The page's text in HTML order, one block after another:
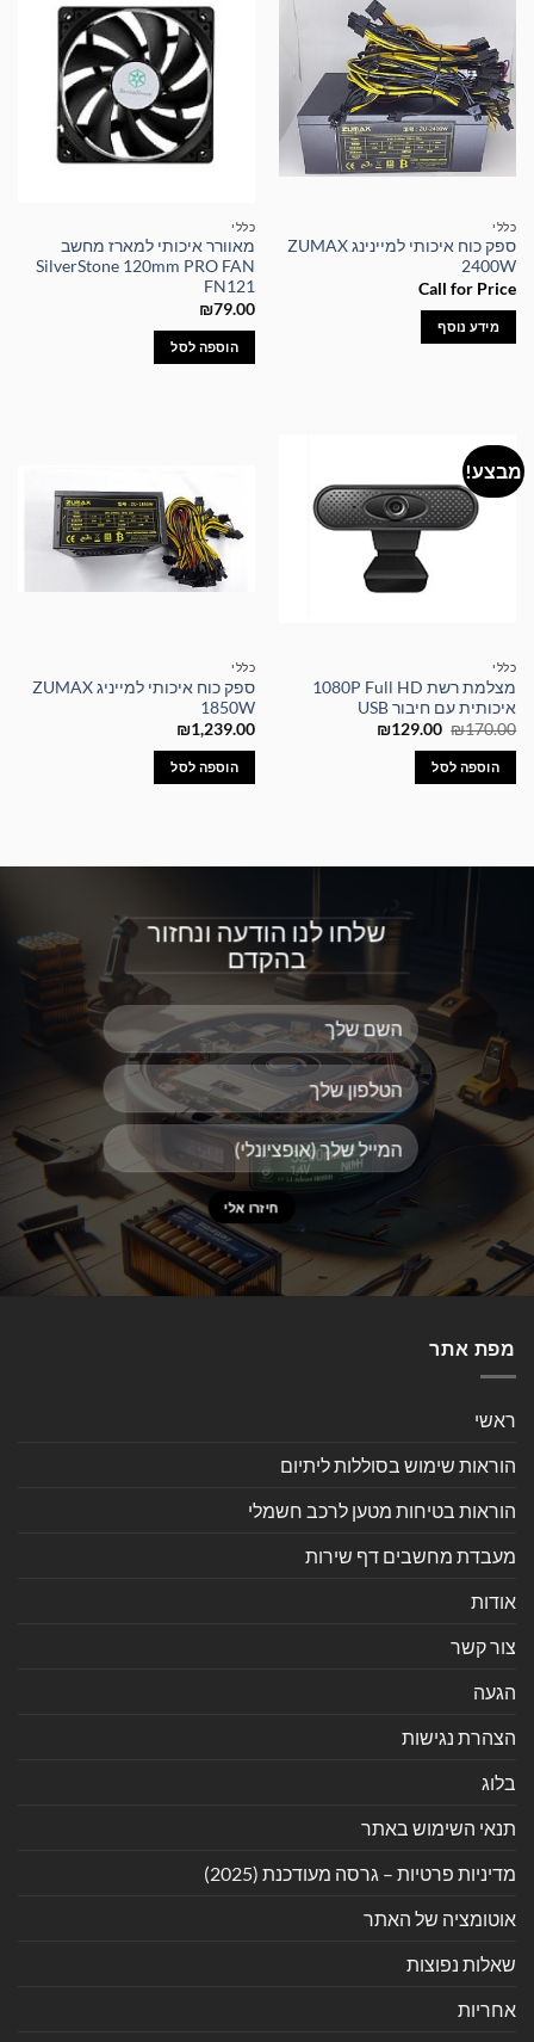
כללי
ספק כוח איכותי למיינינג ZUMAX
2400W
Call for Price
מידע נוסף
כללי
מאוורר איכותי למארז מחשב
SilverStone 120mm PRO FAN
FN121
₪79.00
הוספה לסל
מבצע!
כללי
מצלמת רשת 1080P Full HD
איכותית עם חיבור USB
₪170.00
המחיר
היה:
₪170.00.
₪129.00
המחיר
הוספה לסל
כללי
ספק כוח איכותי למייניג ZUMAX
1850W
₪1,239.00
הוספה לסל
שלחו לנו הודעה ונחזור
בהקדם
מפת אתר
ראשי
הוראות שימוש בסוללות ליתיום
הוראות בטיחות מטען לרכב חשמלי
מעבדת מחשבים דף שירות
אודות
צור קשר
הגעה
הצהרת נגישות
בלוג
תנאי השימוש באתר
מדיניות פרטיות – גרסה מעודכנת (2025)
אוטומציה של האתר
שאלות נפוצות
אחריות